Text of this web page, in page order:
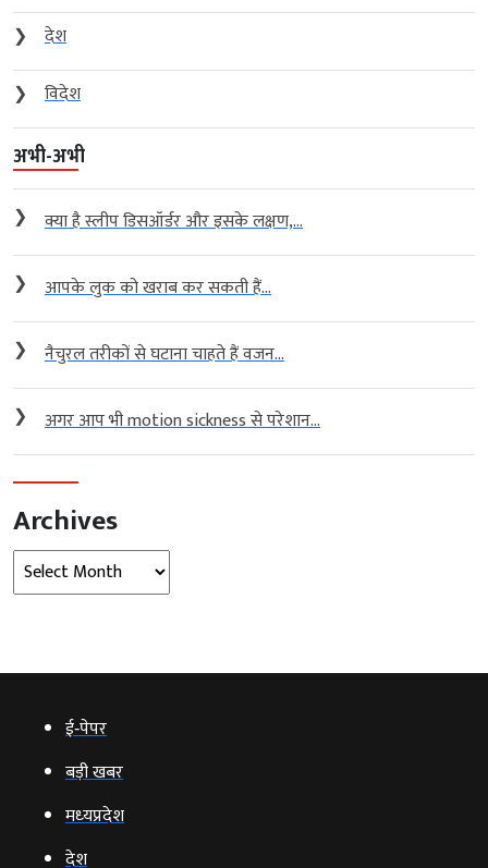
❯
देश
❯
विदेश
अभी-अभी
❯ क्या है स्लीप डिसऑर्डर और इसके लक्षण,...
❯ आपके लुक को खराब कर सकती हैं...
❯ नैचुरल तरीकों से घटाना चाहते हैं वजन...
❯ अगर आप भी motion sickness से परेशान...
Archives
Archives
ई‑पेपर
बड़ी खबर
मध्‍यप्रदेश
देश